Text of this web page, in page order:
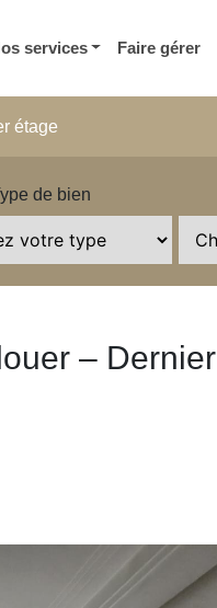
services Faire gérer
étage
de bien
– Dernier